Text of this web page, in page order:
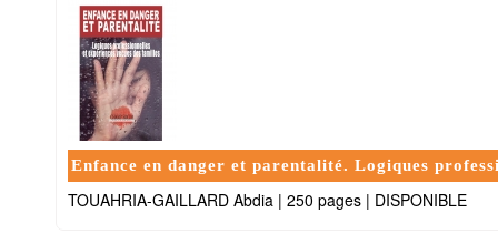
Enfance en danger et parentalité. Logiques
TOUAHRIA-GAILLARD Abdia | 250 pages | DISPONIBLE